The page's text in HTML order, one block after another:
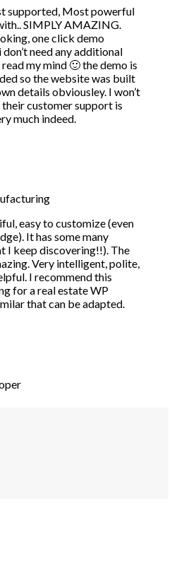
supported, Most powerful
SIMPLY AMAZING.
one click demo
need any additional
my mind 🙂 the demo is
so the website was built
details obviousley. I won’t
customer support is
much indeed.
easy to customize (even
It has some many
I keep discovering!!). The
Very intelligent, polite,
I recommend this
for a real estate WP
that can be adapted.